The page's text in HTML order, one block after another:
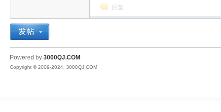
QJ
回复
Powered by 3000QJ.COM
Copyright © 2009-2024, 3000QJ.COM